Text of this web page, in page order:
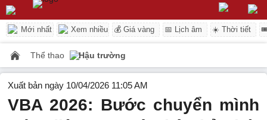
Mới nhất Xem nhiều 💰 Giá vàng 📅 Lịch âm ☀️ Thời tiết
Thể thao Hậu trường
Xuất bản ngày 10/04/2026 11:05 AM
VBA 2026: Bước chuyển mình